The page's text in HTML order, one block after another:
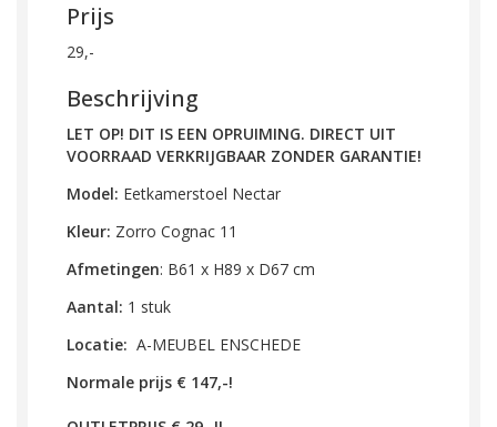
Prijs
29,-
Beschrijving
LET OP! DIT IS EEN OPRUIMING. DIRECT UIT
VOORRAAD VERKRIJGBAAR ZONDER GARANTIE!
Model: Eetkamerstoel Nectar
Kleur: Zorro Cognac 11
Afmetingen: B61 x H89 x D67 cm
Aantal: 1 stuk
Locatie: A-MEUBEL ENSCHEDE
Normale prijs € 147,-!